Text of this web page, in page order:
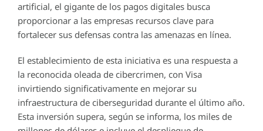
artificial, el gigante de los pagos digitales busca
proporcionar a las empresas recursos clave para
fortalecer sus defensas contra las amenazas en línea.
El establecimiento de esta iniciativa es una respuesta a
la reconocida oleada de cibercrimen, con Visa
invirtiendo significativamente en mejorar su
infraestructura de ciberseguridad durante el último año.
Esta inversión supera, según se informa, los miles de